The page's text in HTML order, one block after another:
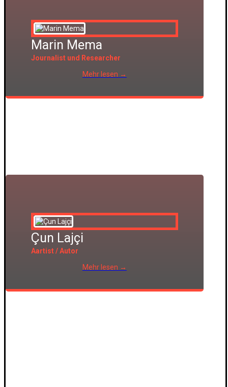
Marin Mema
Journalist und Researcher
Mehr lesen →
Çun Lajçi
Aartist / Autor
Mehr lesen →